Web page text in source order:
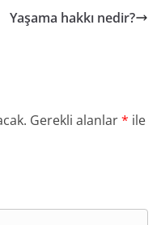
Yaşama hakkı nedir?
Gerekli alanlar* ile